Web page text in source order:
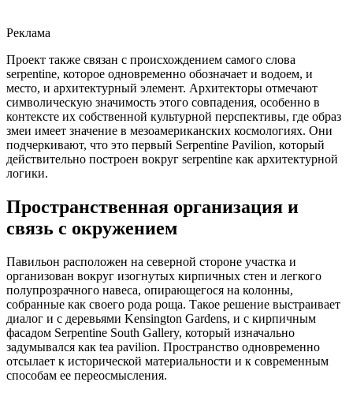
Реклама
Проект также связан с происхождением самого слова
serpentine, которое одновременно обозначает и водоем, и
место, и архитектурный элемент. Архитекторы отмечают
символическую значимость этого совпадения, особенно в
контексте их собственной культурной перспективы, где образ
змеи имеет значение в мезоамериканских космологиях. Они
подчеркивают, что это первый Serpentine Pavilion, который
действительно построен вокруг serpentine как архитектурной
логики.
Пространственная организация и
связь с окружением
Павильон расположен на северной стороне участка и
организован вокруг изогнутых кирпичных стен и легкого
полупрозрачного навеса, опирающегося на колонны,
собранные как своего рода роща. Такое решение выстраивает
диалог и с деревьями Kensington Gardens, и с кирпичным
фасадом Serpentine South Gallery, который изначально
задумывался как tea pavilion. Пространство одновременно
отсылает к исторической материальности и к современным
способам ее переосмысления.